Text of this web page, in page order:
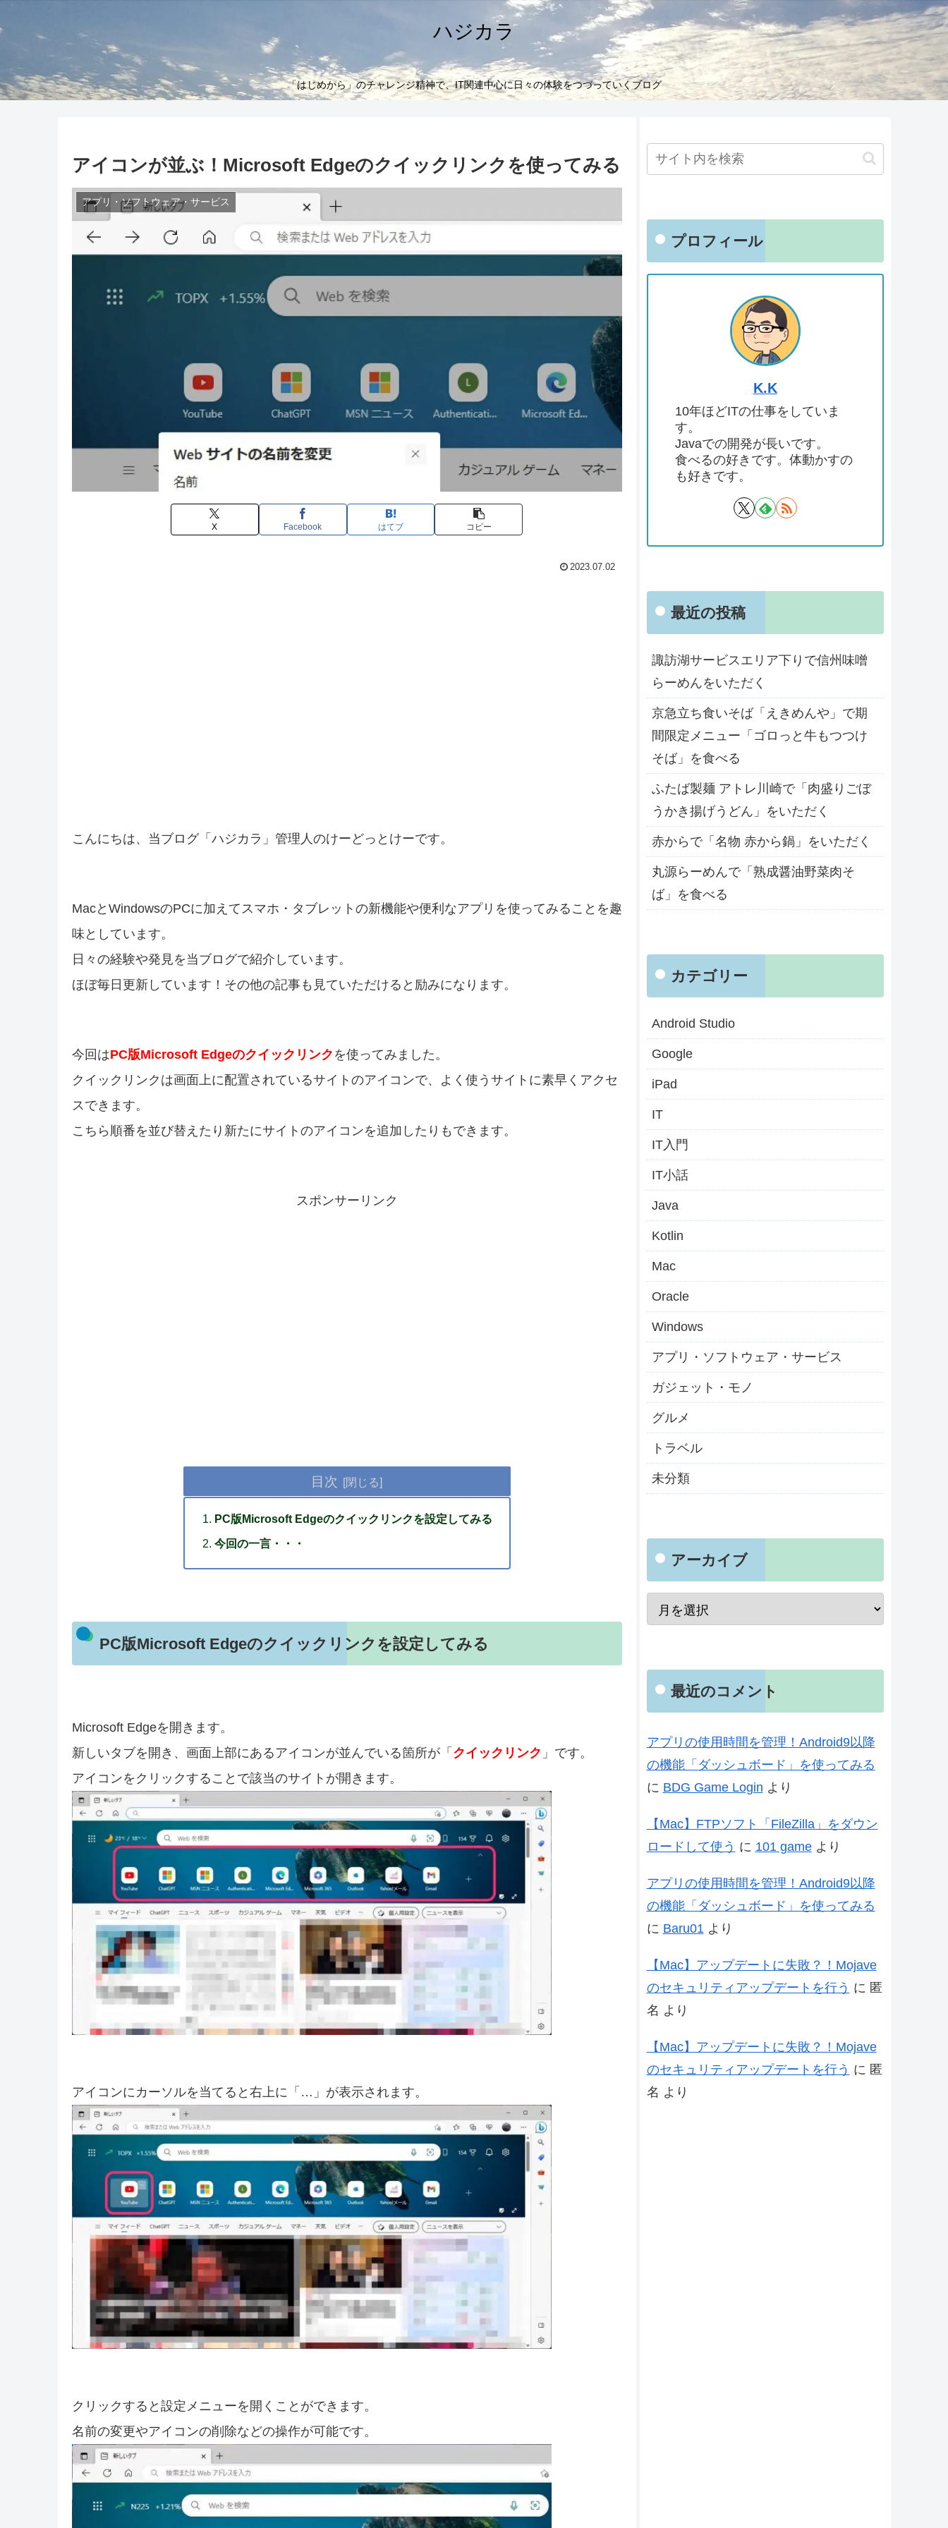
ハジカラ
「はじめから」のチャレンジ精神で、IT関連中心に日々の体験をつづっていくブログ
アイコンが並ぶ！Microsoft Edgeのクイックリンクを使ってみる
アプリ・ソフトウェア・サービス
X Facebook はてブ コピー
2023.07.02
こんにちは、当ブログ「ハジカラ」管理人のけーどっとけーです。
MacとWindowsのPCに加えてスマホ・タブレットの新機能や便利なアプリを使ってみることを趣
味としています。
日々の経験や発見を当ブログで紹介しています。
ほぼ毎日更新しています！その他の記事も見ていただけると励みになります。
今回はPC版Microsoft Edgeのクイックリンク を使ってみました。
クイックリンクは画面上に配置されているサイトのアイコンで、よく使うサイトに素早くアクセ
スできます。
こちら順番を並び替えたり新たにサイトのアイコンを追加したりもできます。
スポンサーリンク
目次
PC版Microsoft Edgeのクイックリンクを設定してみる
今回の一言・・・
PC版Microsoft Edgeのクイックリンクを設定してみる
Microsoft Edgeを開きます。
新しいタブを開き、画面上部にあるアイコンが並んでいる箇所が「 クイックリンク 」です。
アイコンをクリックすることで該当のサイトが開きます。
アイコンにカーソルを当てると右上に「…」が表示されます。
クリックすると設定メニューを開くことができます。
名前の変更やアイコンの削除などの操作が可能です。
プロフィール
K.K
10年ほどITの仕事をしていま
す。
Javaでの開発が長いです。
食べるの好きです。体動かすの
も好きです。
最近の投稿
諏訪湖サービスエリア下りで信州味噌
らーめんをいただく
京急立ち食いそば「えきめんや」で期
間限定メニュー「ゴロっと牛もつつけ
そば」を食べる
ふたば製麺 アトレ川崎で「肉盛りごぼ
うかき揚げうどん」をいただく
赤からで「名物 赤から鍋」をいただく
丸源らーめんで「熟成醤油野菜肉そ
ば」を食べる
カテゴリー
Android Studio
Google
iPad
IT
IT入門
IT小話
Java
Kotlin
Mac
Oracle
Windows
アプリ・ソフトウェア・サービス
ガジェット・モノ
グルメ
トラベル
未分類
アーカイブ
最近のコメント
アプリの使用時間を管理！Android9以降
の機能「ダッシュボード」を使ってみる
に BDG Game Login より
【Mac】FTPソフト「FileZilla」をダウン
ロードして使う に 101 gameより
アプリの使用時間を管理！Android9以降
の機能「ダッシュボード」を使ってみる
に Baru01 より
【Mac】アップデートに失敗？！Mojave
のセキュリティアップデートを行う に 匿
名 より
【Mac】アップデートに失敗？！Mojave
のセキュリティアップデートを行う に 匿
名 より